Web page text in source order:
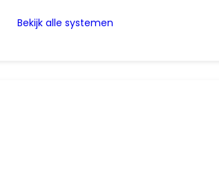
Bekijk alle systemen